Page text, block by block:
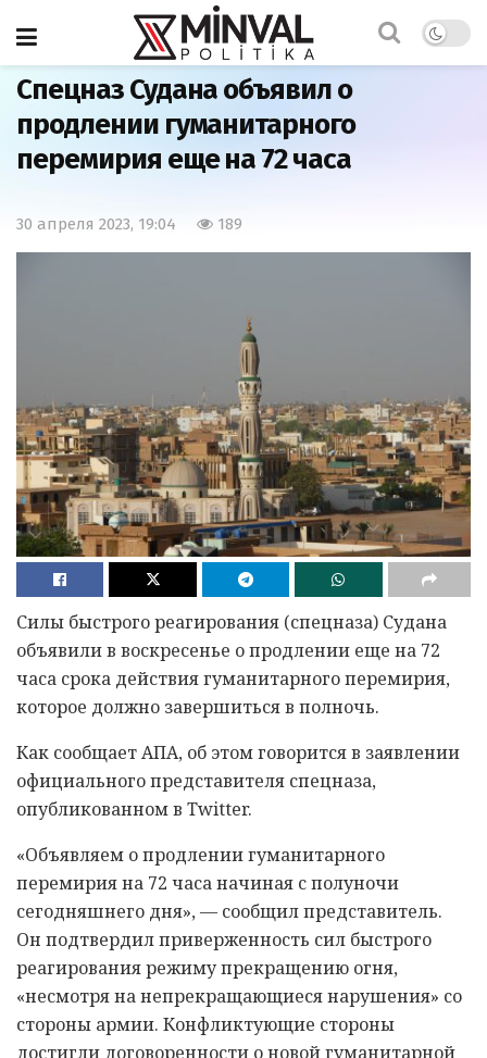
Главная
Спецназ Судана объявил о
продлении гуманитарного
перемирия еще на 72 часа
30 апреля 2023, 19:04 189
Силы быстрого реагирования (спецназа) Судана
объявили в воскресенье о продлении еще на 72
часа срока действия гуманитарного перемирия,
которое должно завершиться в полночь.
Как сообщает АПА, об этом говорится в заявлении
официального представителя спецназа,
опубликованном в Twitter.
«Объявляем о продлении гуманитарного
перемирия на 72 часа начиная с полуночи
сегодняшнего дня», — сообщил представитель.
Он подтвердил приверженность сил быстрого
реагирования режиму прекращению огня,
«несмотря на непрекращающиеся нарушения» со
стороны армии. Конфликтующие стороны
достигли договоренности о новой гуманитарной